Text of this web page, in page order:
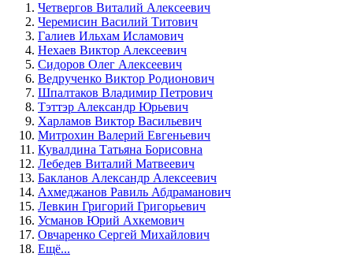
Четвергов Виталий Алексеевич
Черемисин Василий Титович
Галиев Ильхам Исламович
Нехаев Виктор Алексеевич
Сидоров Олег Алексеевич
Ведрученко Виктор Родионович
Шпалтаков Владимир Петрович
Тэттэр Александр Юрьевич
Харламов Виктор Васильевич
Митрохин Валерий Евгеньевич
Кувалдина Татьяна Борисовна
Лебедев Виталий Матвеевич
Бакланов Александр Алексеевич
Ахмеджанов Равиль Абдраманович
Левкин Григорий Григорьевич
Усманов Юрий Ахкемович
Овчаренко Сергей Михайлович
Ещё...